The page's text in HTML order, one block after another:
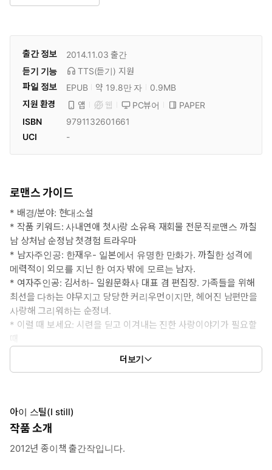
출간 정보 2014.11.03 출간
듣기 기능
TTS(듣기) 지원
파일 정보
EPUB 약 19.8만 자
0.9MB
지원 환경
앱 웹 PC뷰어
PAPER
ISBN
9791132601661
UCI
-
로맨스 가이드
* 배경/분야: 현대소설
* 작품 키워드: 사내연애 첫사랑 소유욕 재회물 전문직로맨스 까칠
남 상처남 순정남 첫경험 트라우마
* 남자주인공: 한재우- 일본에서 유명한 만화가. 까칠한 성격에
메력적이 외모를 지닌 한 여자 밖에 모르는 남자.
* 여자주인공: 김서하- 일원문화사 대표 겸 편집장. 가족들을 위해
최선을 다하는 야무지고 당당한 커리우먼이지만, 헤어진 남편만을
사랑해 그리워하는 순정녀.
* 이럴 때 보세요: 시련을 딛고 이겨내는 진한 사랑이야기가 필요할
때
많이 사랑했습니다. 다 버리고 그 사람 따라 가고 싶었을 만큼. 아
해. 뻔뻔하게 설레서, 살아 있다는 걸 느껴서, 웃어서…… 미안해.
사랑해서 진짜진짜 미안해.
더보기
아이 스틸(I still)
작품 소개
2012년 종이책 출간작입니다.